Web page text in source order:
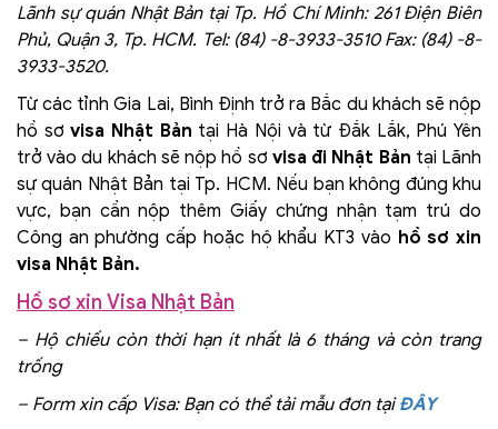
Lãnh sự quán Nhật Bản tại Tp. Hồ Chí Minh: 261 Điện Biên
Phủ, Quận 3, Tp. HCM. Tel: (84) -8-3933-3510 Fax: (84) -8-
3933-3520.
Từ các tỉnh Gia Lai, Bình Định trở ra Bắc du khách sẽ nộp
hồ sơvisa Nhật Bản tại Hà Nội và từ Đắk Lắk, Phú Yên
trở vào du khách sẽ nộp hồ sơ visa đi Nhật Bản tại Lãnh
sự quán Nhật Bản tại Tp. HCM. Nếu bạn không đúng khu
vực, bạn cần nộp thêm Giấy chứng nhận tạm trú do
Công an phường cấp hoặc hộ khẩu KT3 vào hồ sơ xin
visa Nhật Bản.
Hồ sơ xin Visa Nhật Bản
– Hộ chiếu còn thời hạn ít nhất là 6 tháng và còn trang
trống
– Form xin cấp Visa: Bạn có thể tải mẫu đơn tạiĐÂY